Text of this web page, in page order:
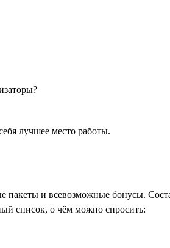
лучшее место работы.
и всевозможные бонусы.
список, о чём можно спросить: